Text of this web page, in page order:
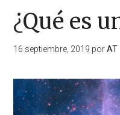
¿Qué es
16 septiembre, 2019 porAT